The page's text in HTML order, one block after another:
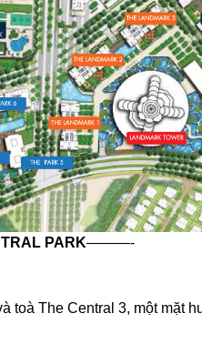
PARK———-
toà The Central 3, một mặt